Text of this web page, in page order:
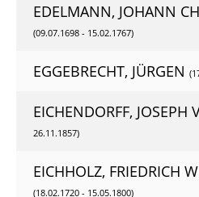
EDELMANN, JOHANN
(09.07.1698 - 15.02.1767)
EGGEBRECHT, JÜRGEN
EICHENDORFF, JOSEPH
26.11.1857)
EICHHOLZ, FRIEDRICH
(18.02.1720 - 15.05.1800)